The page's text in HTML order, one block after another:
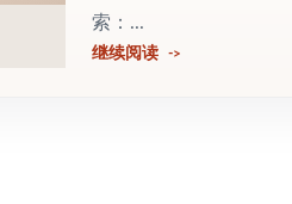
索：...
继续阅读